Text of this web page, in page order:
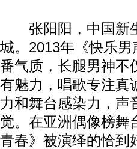
张阳阳，中国新生
城。2013年《快乐
番气质，长腿男神不
有魅力，唱歌专注真
力和舞台感染力，声
觉。在亚洲偶像榜舞
青春》被演绎的恰到